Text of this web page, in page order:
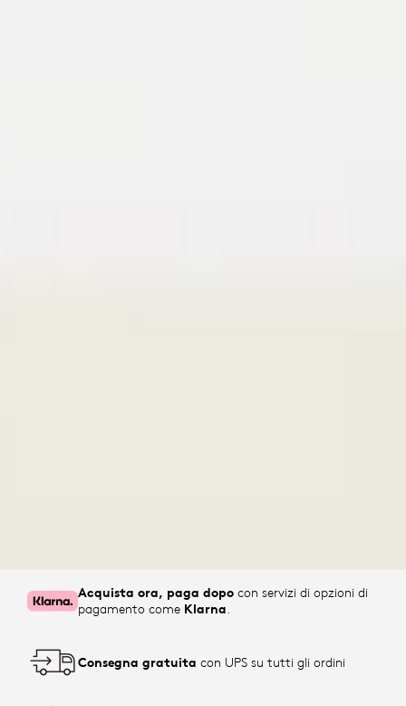
Acquista ora, paga dopo con servizi di opzioni di
pagamento come Klarna
Consegna gratuita con UPS su tutti gli ordini